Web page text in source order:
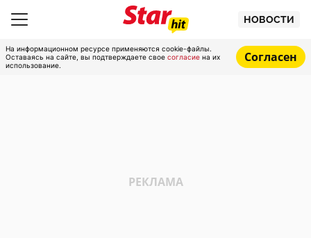
НОВОСТИ
На информационном ресурсе применяются cookie-файлы.
Оставаясь на сайте, вы подтверждаете свое согласие на их
использование.
Согласен